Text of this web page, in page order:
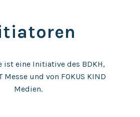
ist eine Initiative des BDKH,
Messe und von FOKUS KIND
Medien.